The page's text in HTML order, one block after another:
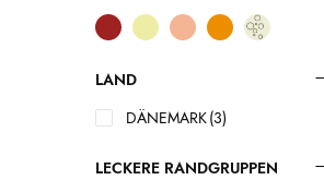
LAND
DÄNEMARK(3)
LECKERE RANDGRUPPEN